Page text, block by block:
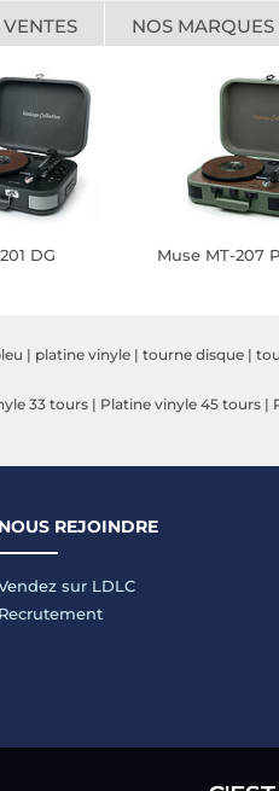
NOS MARQUES
DG Muse MT-207
| platine vinyle | tourne disque |
33 tours | Platine vinyle 45 tours |
NOUS REJOINDRE
sur LDLC
Recrutement